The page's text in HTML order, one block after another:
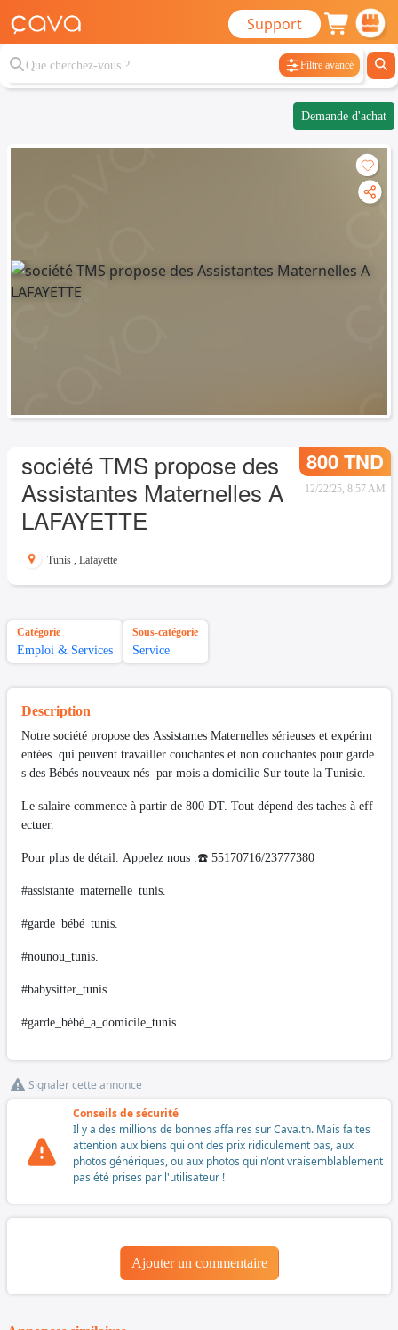
Support
Filtre avancé
Demande d'achat
société TMS propose des
Assistantes Maternelles A
LAFAYETTE
800 TND
12/22/25, 8:57 AM
Tunis , Lafayette
Catégorie
Emploi & Services
Sous-catégorie
Service
Description
Notre société propose des Assistantes Maternelles sérieuses et expérim
entées qui peuvent travailler couchantes et non couchantes pour garde
s des Bébés nouveaux nés par mois a domicilie Sur toute la Tunisie.
Le salaire commence à partir de 800 DT. Tout dépend des taches à eff
ectuer.
Pour plus de détail. Appelez nous :☎️ 55170716/23777380
#assistante_maternelle_tunis.
#garde_bébé_tunis.
#nounou_tunis.
#babysitter_tunis.
#garde_bébé_a_domicile_tunis.
Signaler cette annonce
Conseils de sécurité
Il y a des millions de bonnes affaires sur Cava.tn. Mais faites
attention aux biens qui ont des prix ridiculement bas, aux
photos génériques, ou aux photos qui n'ont vraisemblablement
pas été prises par l'utilisateur !
Ajouter un commentaire